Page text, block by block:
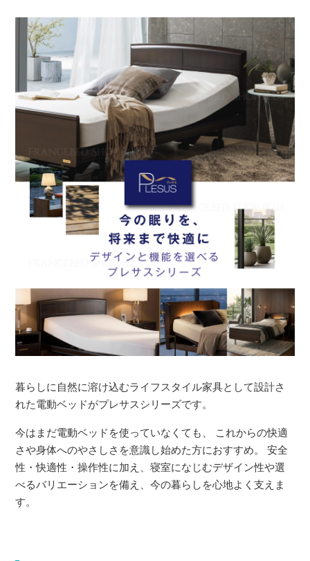
暮らしに自然に溶け込むライフスタイル家具として設計さ
れた電動ベッドがプレサスシリーズです。
今はまだ電動ベッドを使っていなくても、 これからの快適
さや身体へのやさしさを意識し始めた方におすすめ。 安全
性・快適性・操作性に加え、寝室になじむデザイン性や選
べるバリエーションを備え、今の暮らしを心地よく支えま
す。